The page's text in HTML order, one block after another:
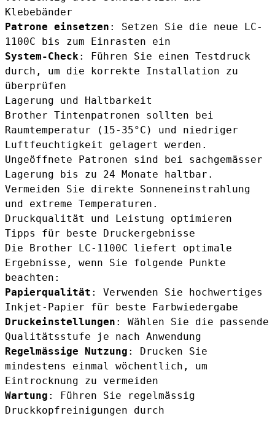
Klebebänder
Patrone einsetzen : Setzen Sie die neue LC-
1100C bis zum Einrasten ein
System-Check : Führen Sie einen Testdruck
durch, um die korrekte Installation zu
überprüfen
Lagerung und Haltbarkeit
Brother Tintenpatronen sollten bei
Raumtemperatur (15-35°C) und niedriger
Luftfeuchtigkeit gelagert werden.
Ungeöffnete Patronen sind bei sachgemässer
Lagerung bis zu 24 Monate haltbar.
Vermeiden Sie direkte Sonneneinstrahlung
und extreme Temperaturen.
Druckqualität und Leistung optimieren
Tipps für beste Druckergebnisse
Die Brother LC-1100C liefert optimale
Ergebnisse, wenn Sie folgende Punkte
beachten:
Papierqualität : Verwenden Sie hochwertiges
Inkjet-Papier für beste Farbwiedergabe
Druckeinstellungen : Wählen Sie die passende
Qualitätsstufe je nach Anwendung
Regelmässige Nutzung : Drucken Sie
mindestens einmal wöchentlich, um
Eintrocknung zu vermeiden
Wartung : Führen Sie regelmässig
Druckkopfreinigungen durch